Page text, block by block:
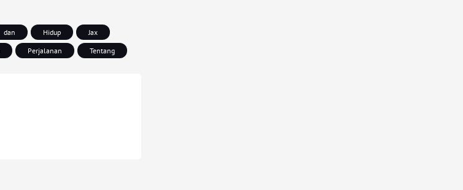
dan Hidup
Jax
Perjalanan Tentang